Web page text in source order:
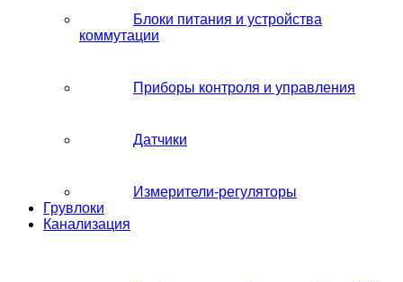
Блоки питания и устройства
коммутации
Приборы контроля и управления
Датчики
Измерители-регуляторы
Грувлоки
Канализация